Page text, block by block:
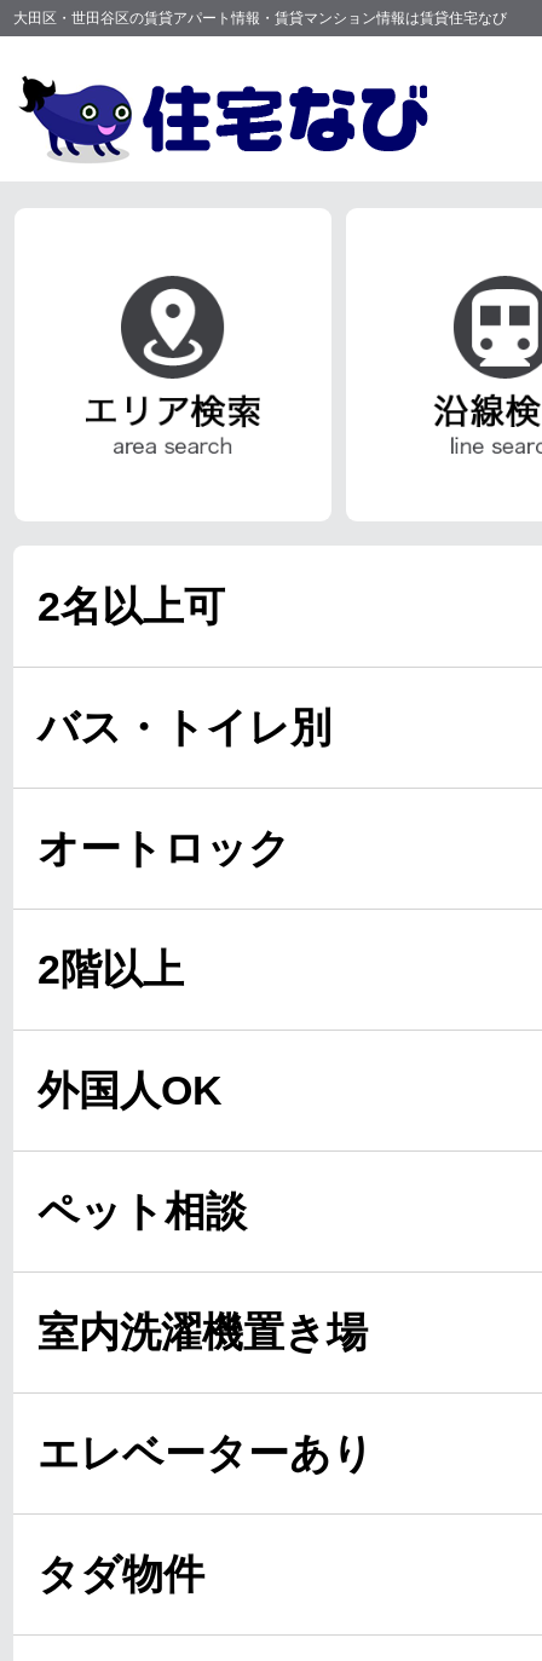
大田区・世田谷区の賃貸アパート情報・賃貸マンション情報は賃貸住宅なび
2名以上可
バス・トイレ別
オートロック
2階以上
外国人OK
ペット相談
室内洗濯機置き場
エレベーターあり
タダ物件